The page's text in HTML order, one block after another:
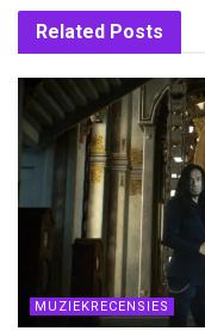
Related Posts
MUZIEKRECENSIES